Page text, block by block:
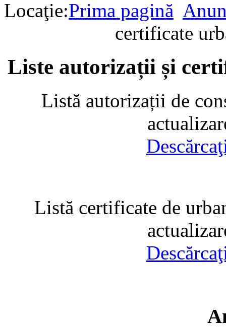
Locaţie:Prima pagină
certificate
Liste autorizații și
Listă autorizații de
Listă certificate de